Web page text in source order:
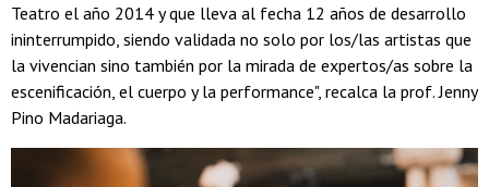
Teatro el año 2014 y que lleva al fecha 12 años de desarrollo
ininterrumpido, siendo validada no solo por los/las artistas que
la vivencian sino también por la mirada de expertos/as sobre la
escenificación, el cuerpo y la performance", recalca la prof. Jenny
Pino Madariaga.